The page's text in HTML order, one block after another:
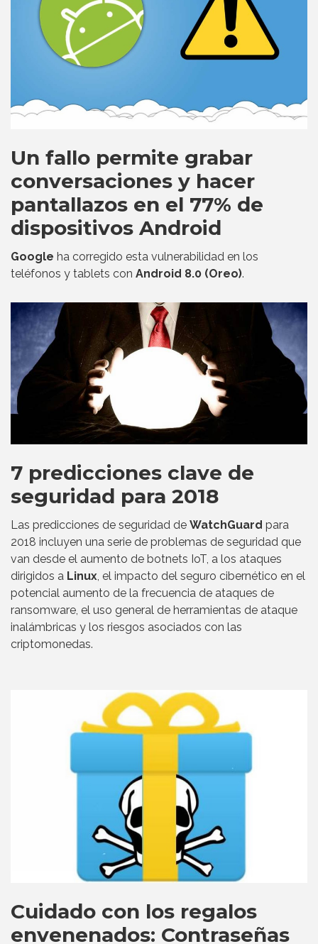
Un fallo permite grabar
conversaciones y hacer
pantallazos en el 77% de
dispositivos Android
Google ha corregido esta vulnerabilidad en los
teléfonos y tablets con Android 8.0 (Oreo).
7 predicciones clave de
seguridad para 2018
Las predicciones de seguridad de WatchGuard para
2018 incluyen una serie de problemas de seguridad que
van desde el aumento de botnets IoT, a los ataques
dirigidos a Linux, el impacto del seguro cibernético en el
potencial aumento de la frecuencia de ataques de
ransomware, el uso general de herramientas de ataque
inalámbricas y los riesgos asociados con las
criptomonedas.
Cuidado con los regalos
envenenados: Contraseñas